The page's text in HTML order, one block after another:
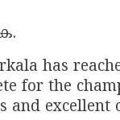
has
for the
and excellent